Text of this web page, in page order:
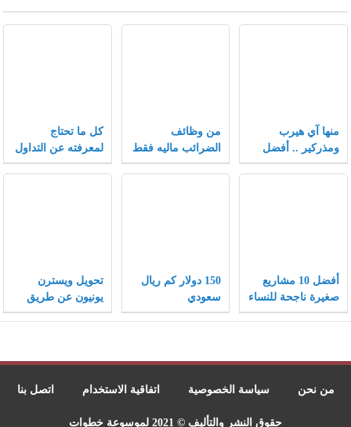
منها آي هيرب
ومذركير .. أفضل
كوبونات خصم تلقى
من وظائف
الضرائب ماليه فقط
كل ما تحتاج
لمعرفته عن التداول
في سوق الفوركس
أفضل 10 مشاريع
صغيرة ناجحة للنساء
ونصائح هامة لنجاح
150 دولار كم ريال
سعودي
تحويل ويسترن
يونيون عن طريق
الفيزا
من نحن سياسة الخصوصية اتفاقية الاستخدام اتصل بنا
حقوق النشر والتأليف © 2021 لموسوعة خطوات